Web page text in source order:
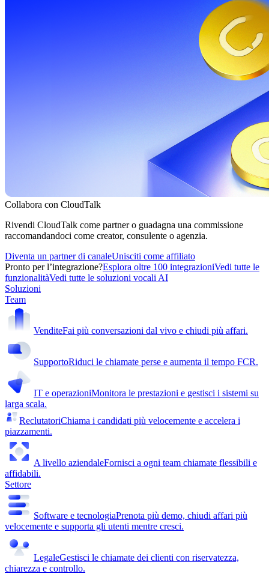
Collabora con CloudTalk
Rivendi CloudTalk come partner o guadagna una commissione
raccomandandoci come creator, consulente o agenzia.
Diventa un partner di canaleUnisciti come affiliato
Pronto per l’integrazione?Esplora oltre 100 integrazioniVedi tutte le
funzionalitàVedi tutte le soluzioni vocali AI
Soluzioni
Team
VenditeFai più conversazioni dal vivo e chiudi più affari.
SupportoRiduci le chiamate perse e aumenta il tempo FCR.
IT e operazioniMonitora le prestazioni e gestisci i sistemi su
larga scala.
ReclutatoriChiama i candidati più velocemente e accelera i
piazzamenti.
A livello aziendaleFornisci a ogni team chiamate flessibili e
affidabili.
Settore
Software e tecnologiaPrenota più demo, chiudi affari più
velocemente e supporta gli utenti mentre cresci.
LegaleGestisci le chiamate dei clienti con riservatezza,
chiarezza e controllo.